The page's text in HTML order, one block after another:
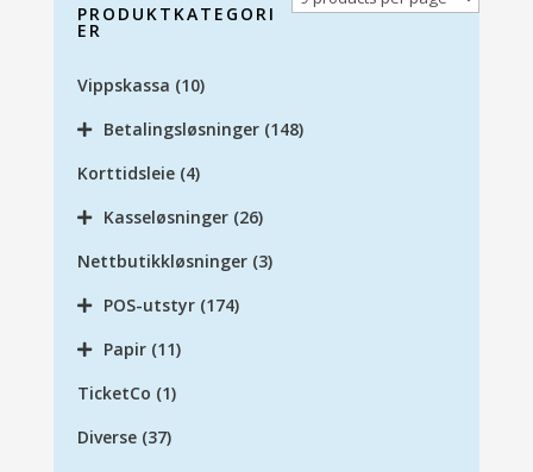
PRODUKTKATEGORI
ER
Vippskassa (10)
Betalingsløsninger (148)
Korttidsleie (4)
Kasseløsninger (26)
Nettbutikkløsninger (3)
POS-utstyr (174)
Papir (11)
TicketCo (1)
Diverse (37)